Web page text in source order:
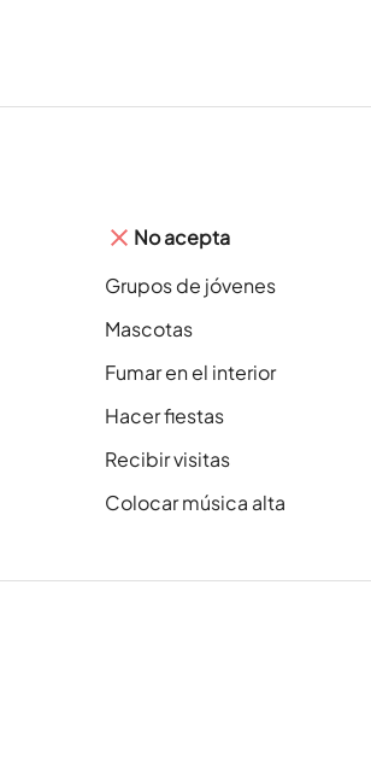
No acepta
Grupos de jóvenes
Mascotas
Fumar en el interior
Hacer fiestas
Recibir visitas
Colocar música alta